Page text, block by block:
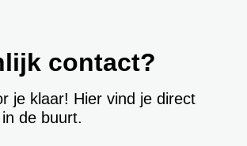
contact?
je klaar! Hier vind je direct
de buurt.